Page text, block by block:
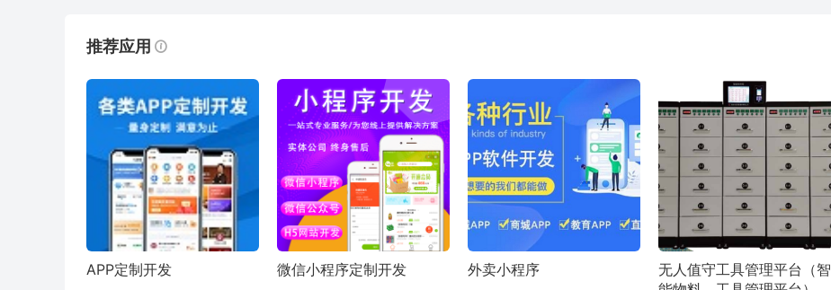
推荐应用
APP定制开发 微信小程序定制开发 外卖小程序
无人值守工具管理平台（智